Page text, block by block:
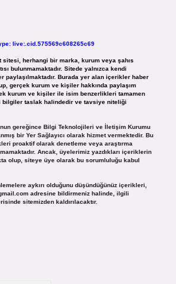
live:.cid.575569c608265c69
sitesi, herhangi bir marka, kurum veya şahıs
bulunmamaktadır. Sitede yalnızca kendi
paylaşılmaktadır. Burada yer alan içerikler haber
gerçek kurum ve kişiler hakkında paylaşım
kurum ve kişiler ile isim benzerlikleri tamamen
bilgiler taslak halindedir ve tavsiye niteliği
gereğince Bilgi Teknolojileri ve İletişim Kurumu
bir Yer Sağlayıcı olarak hizmet vermektedir. Bu
proaktif olarak denetleme veya araştırma
Ancak, üyelerimiz yazdıkları içeriklerin
olup, siteye üye olarak bu sorumluluğu kabul
aykırı olduğunu düşündüğünüz içerikleri,
adresine bildirmeniz halinde, ilgili
sitemizden kaldırılacaktır.